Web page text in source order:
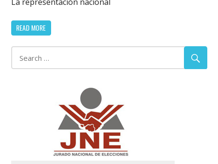
READ MORE